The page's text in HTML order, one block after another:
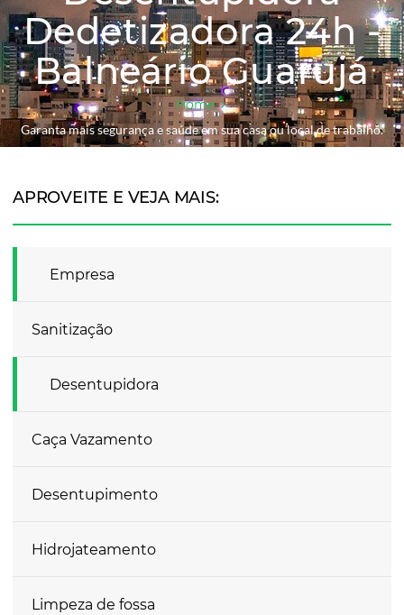
Dedetizadora 24h -
Balneário Guarujá
Home
Garanta mais segurança e saúde em sua casa ou local de trabalho.
APROVEITE E VEJA MAIS:
Empresa
Sanitização
Desentupidora
Caça Vazamento
Desentupimento
Hidrojateamento
Limpeza de fossa